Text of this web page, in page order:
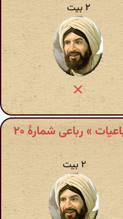
۲ بیت
» رباعی شمارهٔ ۲۰
۲ بیت